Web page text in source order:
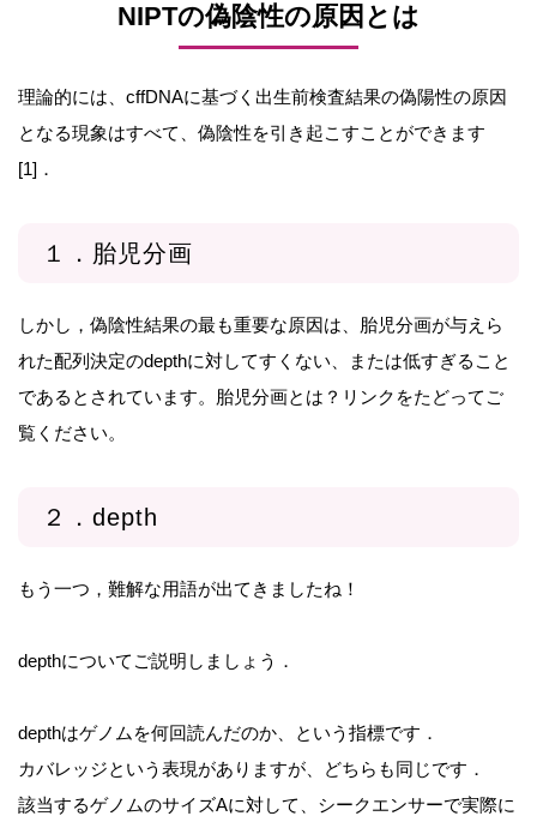
NIPTの偽陰性の原因とは
理論的には、cffDNAに基づく出生前検査結果の偽陽性の原因
となる現象はすべて、偽陰性を引き起こすことができます
[1]．
１．胎児分画
しかし，偽陰性結果の最も重要な原因は、胎児分画が与えら
れた配列決定のdepthに対してすくない、または低すぎること
であるとされています。胎児分画とは？リンクをたどってご
覧ください。
２．depth
もう一つ，難解な用語が出てきましたね！
depthについてご説明しましょう．
depthはゲノムを何回読んだのか、という指標です．
カバレッジという表現がありますが、どちらも同じです．
該当するゲノムのサイズAに対して、シークエンサーで実際に